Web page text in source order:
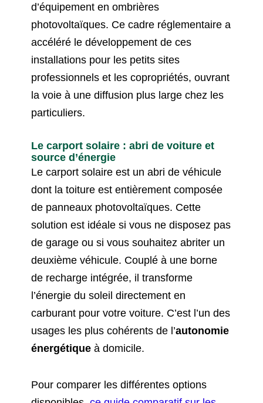
d’équipement en ombrières
photovoltaïques. Ce cadre réglementaire a
accéléré le développement de ces
installations pour les petits sites
professionnels et les copropriétés, ouvrant
la voie à une diffusion plus large chez les
particuliers.
Le carport solaire : abri de voiture et
source d’énergie
Le carport solaire est un abri de véhicule
dont la toiture est entièrement composée
de panneaux photovoltaïques. Cette
solution est idéale si vous ne disposez pas
de garage ou si vous souhaitez abriter un
deuxième véhicule. Couplé à une borne
de recharge intégrée, il transforme
l’énergie du soleil directement en
carburant pour votre voiture. C’est l’un des
usages les plus cohérents de l’autonomie
énergétique à domicile.
Pour comparer les différentes options